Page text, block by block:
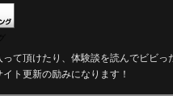
て頂けたり、体験談を読んでビビっ
ト更新の励みになります！